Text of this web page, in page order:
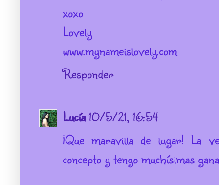
xoxo
Lovely
www.mynameislovely.com
Responder
Lucía10/5/21, 16:54
¡Que maravilla de lugar! La
concepto y tengo muchísimas